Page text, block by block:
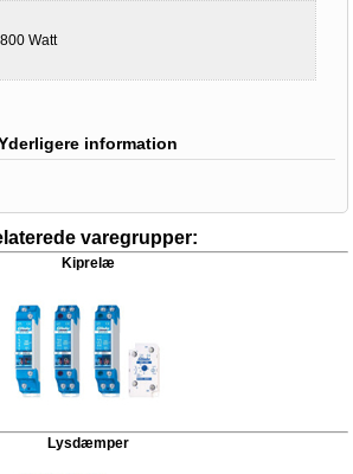
800 Watt
information
varegrupper:
Kiprelæ
Lysdæmper